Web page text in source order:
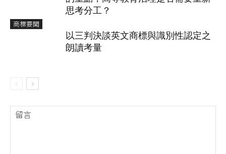
思考分工？
商標要聞
以三判決談英文商標與識別性認定之
朗讀考量